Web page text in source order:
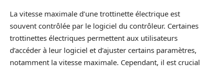
La vitesse maximale d’une trottinette électrique est
souvent contrôlée par le logiciel du contrôleur. Certaines
trottinettes électriques permettent aux utilisateurs
d’accéder à leur logiciel et d’ajuster certains paramètres,
notamment la vitesse maximale. Cependant, il est crucial